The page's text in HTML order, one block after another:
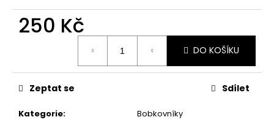
250 Kč
DO KOŠÍKU
Kategorie: Bobkovníky
Zeptat se Sdílet
p
o
č
u
e